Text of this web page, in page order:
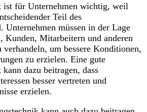
ist für Unternehmen wichtig, weil
Teil des
Unternehmen müssen in der Lage
Kunden, Mitarbeitern und anderen
verhandeln, um bessere Konditionen,
zu erzielen. Eine gute
dazu beitragen, dass
besser vertreten und
erzielen.